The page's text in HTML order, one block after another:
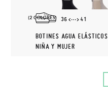
(2 COLORES) 36 41
BOTINES AGUA ELÁSTICOS
NIÑA Y MUJER